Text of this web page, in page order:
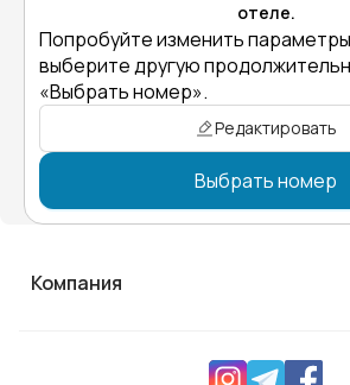
отеле.
Попробуйте изменить
выберите другую
«Выбрать номер».
Редактировать
Выбрать номер
Компания